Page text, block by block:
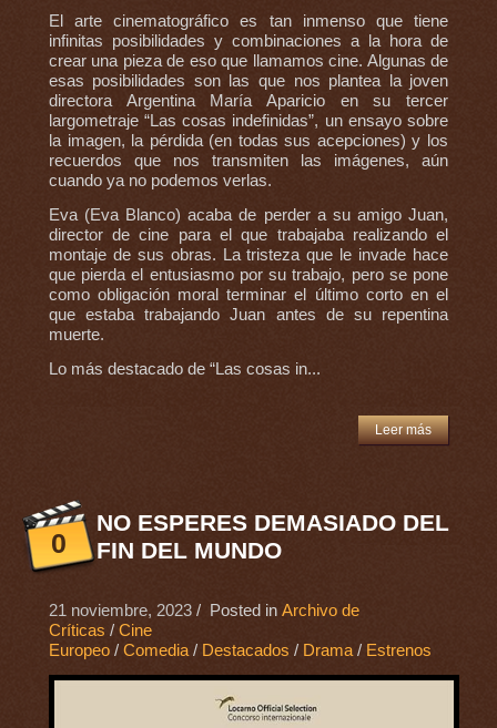
El arte cinematográfico es tan inmenso que tiene
infinitas posibilidades y combinaciones a la hora de
crear una pieza de eso que llamamos cine. Algunas de
esas posibilidades son las que nos plantea la joven
directora Argentina María Aparicio en su tercer
largometraje “Las cosas indefinidas”, un ensayo sobre
la imagen, la pérdida (en todas sus acepciones) y los
recuerdos que nos transmiten las imágenes, aún
cuando ya no podemos verlas.
Eva (Eva Blanco) acaba de perder a su amigo Juan,
director de cine para el que trabajaba realizando el
montaje de sus obras. La tristeza que le invade hace
que pierda el entusiasmo por su trabajo, pero se pone
como obligación moral terminar el último corto en el
que estaba trabajando Juan antes de su repentina
muerte.
Lo más destacado de “Las cosas in...
Leer más
0
NO ESPERES DEMASIADO DEL
FIN DEL MUNDO
21 noviembre, 2023/ Posted in Archivo de
Críticas / Cine
Europeo/ Comedia/ Destacados / Drama/ Estrenos